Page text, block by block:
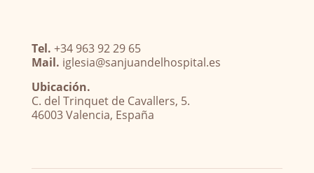
Tel. +34 963 92 29 65
Mail. iglesia@sanjuandelhospital.es
Ubicación.
C. del Trinquet de Cavallers, 5.
46003 Valencia, España